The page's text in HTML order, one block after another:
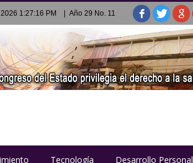
1:27:16 PM | Año 29 No. 11
Tecnología Desarrollo Personal